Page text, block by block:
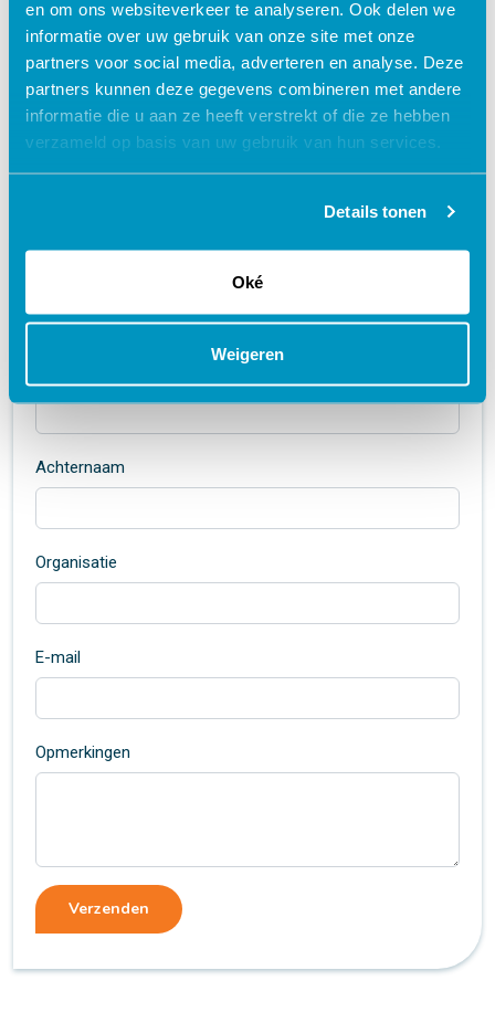
en om ons websiteverkeer te analyseren. Ook delen we
informatie over uw gebruik van onze site met onze
partners voor social media, adverteren en analyse. Deze
partners kunnen deze gegevens combineren met andere
informatie die u aan ze heeft verstrekt of die ze hebben
verzameld op basis van uw gebruik van hun services.
Details tonen
Oké
Weigeren
mogelijkheden! We kunnen ook een flexibel, op maat pakket
samenstellen voor jouw organisatie. Laat ons weten waar je
behoefte aan hebt en onze experts zullen je een passend,
persoonlijk voorstel doen!
Ontdek het zelf met een
vrijblijvende demo!
Achternaam
Organisatie
E-mail
Opmerkingen
Verzenden